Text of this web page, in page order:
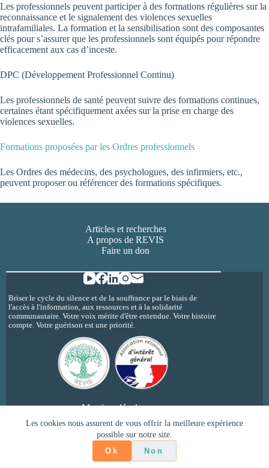
Les cookies nous assurent de vous offrir la meilleure expérience
possible sur notre site.
Ok
Non
Les professionnels peuvent participer à des formations régulières sur la
reconnaissance et le signalement des violences sexuelles
intrafamiliales. La formation et la sensibilisation sont des composantes
clés pour s’assurer que les professionnels sont équipés pour répondre
efficacement aux cas d’inceste.
DPC (Développement Professionnel Continu)
Les professionnels de santé peuvent suivre des formations continues,
certaines étant spécifiquement axées sur la prise en charge des
violences sexuelles.
Formations proposées par les Ordres professionnels
Les Ordres des médecins, des psychologues, des infirmiers, etc.,
peuvent proposer ou référencer des formations spécifiques.
Articles et recherches
A propos de REVIS
Faire un don
Briser le cycle du silence et de la souffrance par le biais de
l'accès à l'information, aux ressources et à la solidarité
communautaire. Votre voix mérite d'être entendue. Votre histoire
compte. Votre guérison est une priorité.
Mentions légales
Politique de confidentialité
Copyright © 2026 - REVIS - inceste et
psychotraumatisme @revisherault